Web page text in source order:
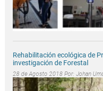
Rehabilitación ecológica de
investigación de Forestal
28 de Agosto 2018 Por: Johan